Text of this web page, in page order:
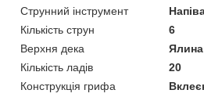
Струнний інструмент
Кількість струн
6
Верхня дека
Ялина
Кількість ладів
20
Конструкція грифа